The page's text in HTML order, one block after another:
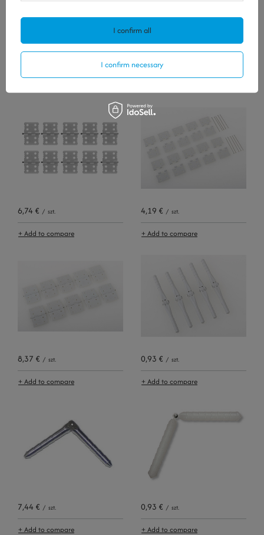
2,09 €
6,74 € / szt.
+ Add to compare
4,19 € / szt.
+ Add to compare
8,37 € / szt.
+ Add to compare
0,93 € / szt.
+ Add to compare
7,44 € / szt.
+ Add to compare
0,93 € / szt.
+ Add to compare
I confirm necessary
I confirm all